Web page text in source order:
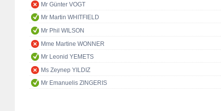
Mr Günter VOGT
Mr Martin WHITFIELD
Mr Phil WILSON
Mme Martine WONNER
Mr Leonid YEMETS
Ms Zeynep YILDIZ
Mr Emanuelis ZINGERIS